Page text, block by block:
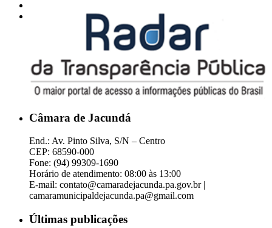
Câmara de Jacundá
End.: Av. Pinto Silva, S/N – Centro
CEP: 68590-000
Fone: (94) 99309-1690
Horário de atendimento: 08:00 às 13:00
E-mail: contato@camaradejacunda.pa.gov.br |
camaramunicipaldejacunda.pa@gmail.com
Últimas publicações